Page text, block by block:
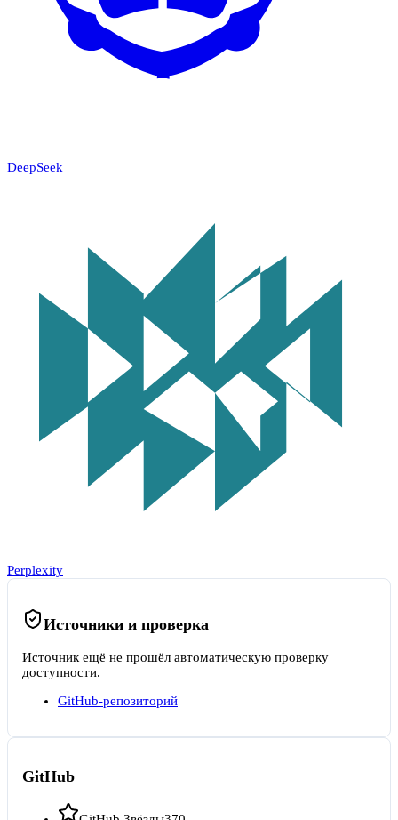
DeepSeek
Perplexity
Источники и проверка
Источник ещё не прошёл автоматическую проверку
доступности.
GitHub-репозиторий
GitHub